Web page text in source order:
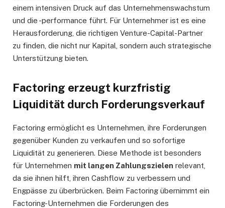
einem intensiven Druck auf das Unternehmenswachstum
und die -performance führt. Für Unternehmer ist es eine
Herausforderung, die richtigen Venture-Capital-Partner
zu finden, die nicht nur Kapital, sondern auch strategische
Unterstützung bieten.
Factoring erzeugt kurzfristig
Liquidität durch Forderungsverkauf
Factoring ermöglicht es Unternehmen, ihre Forderungen
gegenüber Kunden zu verkaufen und so sofortige
Liquidität zu generieren. Diese Methode ist besonders
für Unternehmen mit langen Zahlungszielen relevant,
da sie ihnen hilft, ihren Cashflow zu verbessern und
Engpässe zu überbrücken. Beim Factoring übernimmt ein
Factoring-Unternehmen die Forderungen des